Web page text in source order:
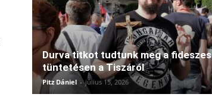
Durva titkot tudtunk meg a fideszes
tüntetésen a Tiszáról
Pitz Dániel - július 15, 2026